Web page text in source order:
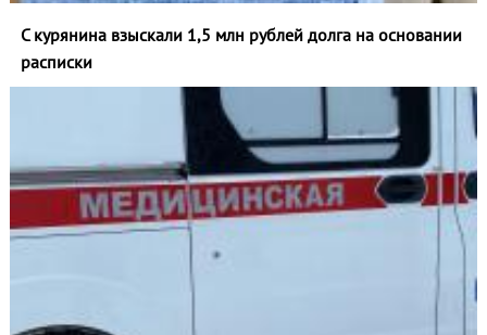
С курянина взыскали 1,5 млн рублей долга на основании
расписки